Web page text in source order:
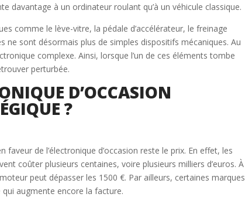
davantage à un ordinateur roulant qu’à un véhicule classique.
comme le lève-vitre, la pédale d’accélérateur, le freinage
ne sont désormais plus de simples dispositifs mécaniques. Au
complexe. Ainsi, lorsque l’un de ces éléments tombe
perturbée.
D’OCCASION
?
faveur de l’électronique d’occasion reste le prix. En effet, les
coûter plusieurs centaines, voire plusieurs milliers d’euros. À
peut dépasser les 1500 €. Par ailleurs, certaines marques
augmente encore la facture.
Retour